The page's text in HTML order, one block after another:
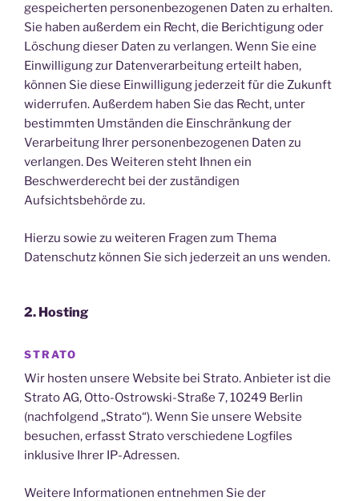
gespeicherten personenbezogenen Daten zu erhalten.
Sie haben außerdem ein Recht, die Berichtigung oder
Löschung dieser Daten zu verlangen. Wenn Sie eine
Einwilligung zur Datenverarbeitung erteilt haben,
können Sie diese Einwilligung jederzeit für die Zukunft
widerrufen. Außerdem haben Sie das Recht, unter
bestimmten Umständen die Einschränkung der
Verarbeitung Ihrer personenbezogenen Daten zu
verlangen. Des Weiteren steht Ihnen ein
Beschwerderecht bei der zuständigen
Aufsichtsbehörde zu.
Hierzu sowie zu weiteren Fragen zum Thema
Datenschutz können Sie sich jederzeit an uns wenden.
2. Hosting
STRATO
Wir hosten unsere Website bei Strato. Anbieter ist die
Strato AG, Otto-Ostrowski-Straße 7, 10249 Berlin
(nachfolgend „Strato“). Wenn Sie unsere Website
besuchen, erfasst Strato verschiedene Logfiles
inklusive Ihrer IP-Adressen.
Weitere Informationen entnehmen Sie der